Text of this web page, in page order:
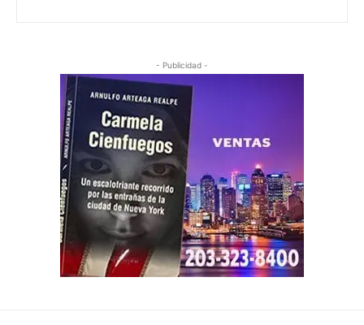
- Publicidad -